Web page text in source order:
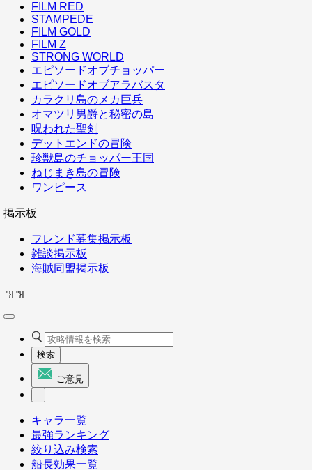
FILM RED
STAMPEDE
FILM GOLD
FILM Z
STRONG WORLD
エピソードオブチョッパー
エピソードオブアラバスタ
カラクリ島のメカ巨兵
オマツリ男爵と秘密の島
呪われた聖剣
デットエンドの冒険
珍獣島のチョッパー王国
ねじまき島の冒険
ワンピース
掲示板
フレンド募集掲示板
雑談掲示板
海賊同盟掲示板
"}] "}]
検索
ご意見
キャラ一覧
最強ランキング
絞り込み検索
船長効果一覧